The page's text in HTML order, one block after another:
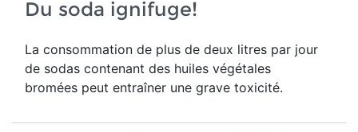
Du soda ignifuge!
La consommation de plus de deux litres par jour
de sodas contenant des huiles végétales
bromées peut entraîner une grave toxicité.